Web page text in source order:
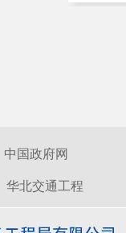
中国政府网
华北交通工程